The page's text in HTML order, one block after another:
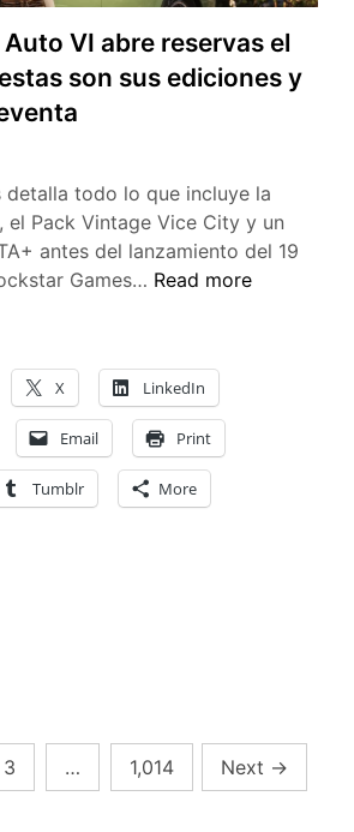
VI abre reservas el
son sus ediciones y
detalla todo lo que incluye la
el Pack Vintage Vice City y un
antes del lanzamiento del 19
Games… Grand
VI
abre
reservas
el
25
de
de
preventa
Read more
X LinkedIn
Email Print
Tumblr More
3 … 1,014 Next →